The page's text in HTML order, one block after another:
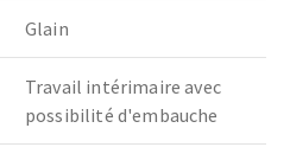
Glain
Travail intérimaire avec
possibilité d'embauche